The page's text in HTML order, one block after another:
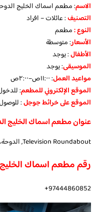
الاسم: مطعم اسماك الخليج
التصنيف: عائلات – افراد
النوع :مطعم
الأسعار:متوسطة
الأطفال:يوجد
الموسيقى:يوجد
مواعيد العمل: ١١:٠٠ص–٢:٠٠ص
الموقع الإلكتروني للمطعم:
الموقع على خرائط جوجل:
عنوان مطعم اسماك الخليج
Television Roundabout, الدوحة، قطر
رقم مطعم اسماك
97444860852+